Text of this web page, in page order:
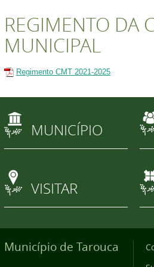
REGIMENTO DA
MUNICIPAL
Regimento CMT 2021-2025
MUNICÍPIO
VISITAR
Município de Tarouca